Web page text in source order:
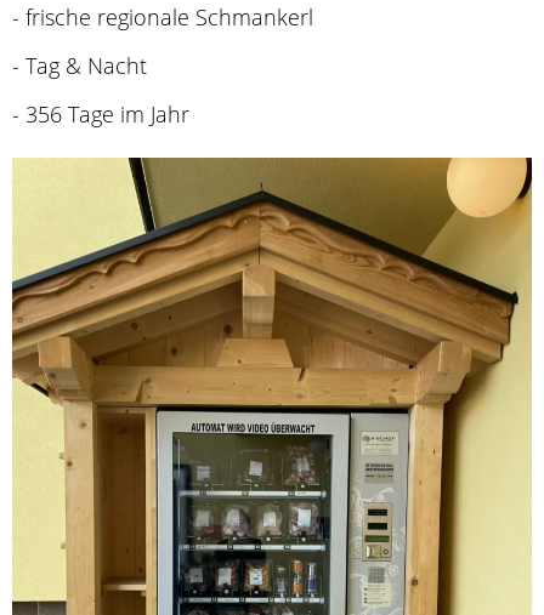
- frische regionale Schmankerl
- Tag & Nacht
- 356 Tage im Jahr